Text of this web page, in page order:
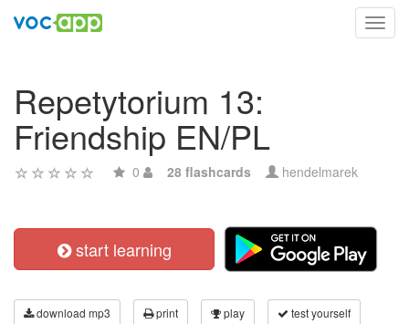
Repetytorium 13:
Friendship EN/PL
0 28 flashcards hendelmarek
start learning
download mp3 print play test yourself